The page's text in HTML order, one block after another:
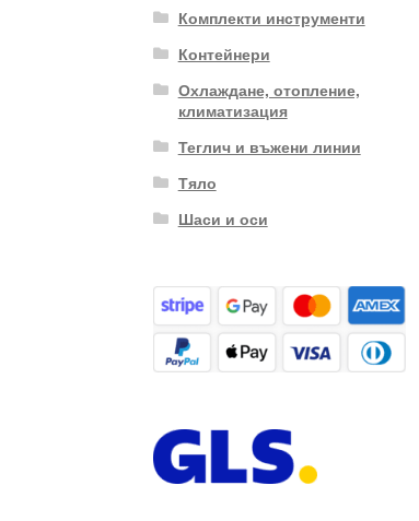
Комплекти инструменти
Контейнери
Охлаждане, отопление,
климатизация
Теглич и въжени линии
Тяло
Шаси и оси